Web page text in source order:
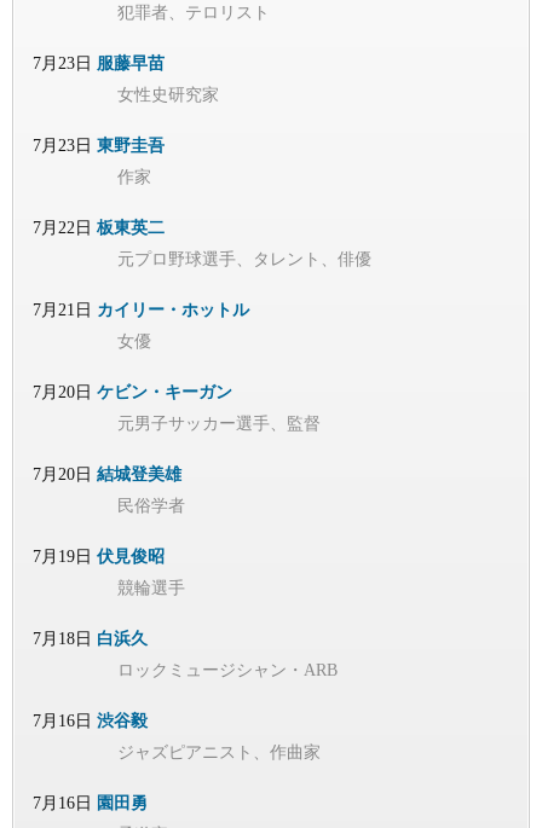
犯罪者、テロリスト
7月23日 服藤早苗
女性史研究家
7月23日 東野圭吾
作家
7月22日 板東英二
元プロ野球選手、タレント、俳優
7月21日 カイリー・ホットル
女優
7月20日 ケビン・キーガン
元男子サッカー選手、監督
7月20日 結城登美雄
民俗学者
7月19日 伏見俊昭
競輪選手
7月18日 白浜久
ロックミュージシャン・ARB
7月16日 渋谷毅
ジャズピアニスト、作曲家
7月16日 園田勇